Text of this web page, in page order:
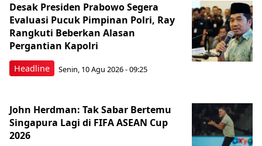
Headline
Desak Presiden Prabowo Segera
Evaluasi Pucuk Pimpinan Polri, Ray
Rangkuti Beberkan Alasan
Pergantian Kapolri
Senin, 10 Agu 2026 - 09:25
John Herdman: Tak Sabar Bertemu
Singapura Lagi di FIFA ASEAN Cup
2026